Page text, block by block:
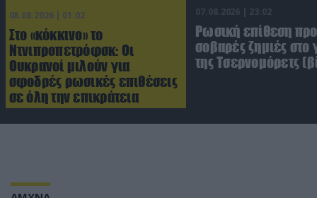
08.08.2026 | 01:02
Στο «κόκκινο» το
Ντνιπροπετρόφσκ: Οι
Ουκρανοί μιλούν για
σφοδρές ρωσικές επιθέσεις
σε όλη την επικράτεια
07.08.2026 | 23:02
Ρωσική επίθεση
σοβαρές ζημιές στο
της Τσερνομόρετς